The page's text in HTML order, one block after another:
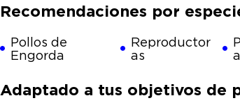
Recomendaciones por
Pollos de
Engorda
Reproductor
as
Adaptado a tus objetivos de